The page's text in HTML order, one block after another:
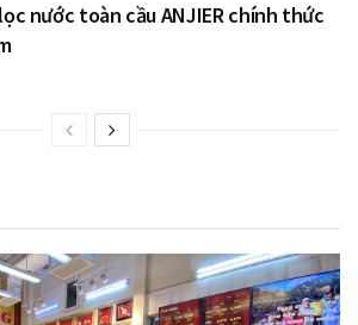
nước toàn cầu ANJIER chính thức